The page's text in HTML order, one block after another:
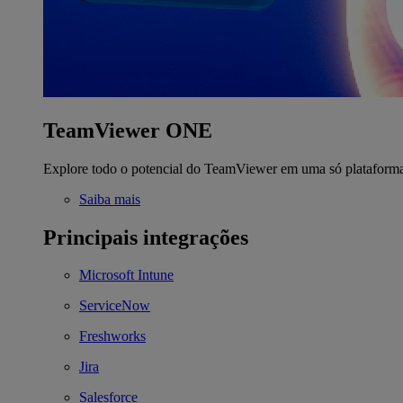
TeamViewer ONE
Explore todo o potencial do TeamViewer em uma só
Saiba mais
Principais integrações
Microsoft Intune
ServiceNow
Freshworks
Jira
Salesforce